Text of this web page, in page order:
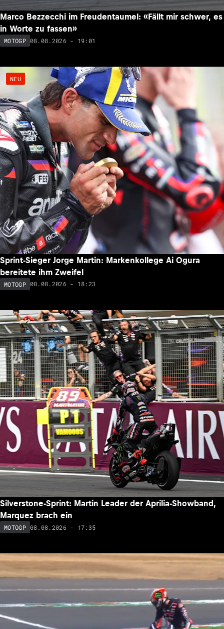
Marco Bezzecchi im Freudentaumel: «Fällt mir schwer, es
in Worte zu fassen»
MOTOGP 08.08.2026 - 19:01
NEU
Sprint-Sieger Jorge Martin: Markenkollege Ai Ogura
bereitete ihm Zweifel
MOTOGP 08.08.2026 - 18:23
Silverstone-Sprint: Martin Leader der Aprilia-Showband,
Marquez brach ein
MOTOGP 08.08.2026 - 17:35